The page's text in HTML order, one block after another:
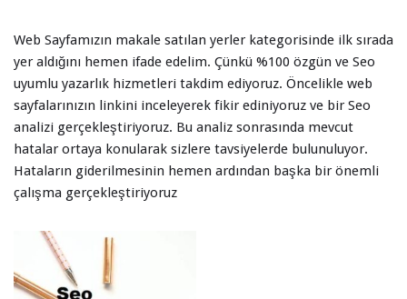
Web Sayfamızın makale satılan yerler kategorisinde ilk sırada
yer aldığını hemen ifade edelim. Çünkü %100 özgün ve Seo
uyumlu yazarlık hizmetleri takdim ediyoruz. Öncelikle web
sayfalarınızın linkini inceleyerek fikir ediniyoruz ve bir Seo
analizi gerçekleştiriyoruz. Bu analiz sonrasında mevcut
hatalar ortaya konularak sizlere tavsiyelerde bulunuluyor.
Hataların giderilmesinin hemen ardından başka bir önemli
çalışma gerçekleştiriyoruz